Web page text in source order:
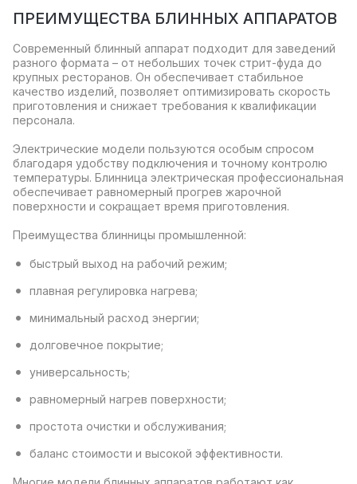
ПРЕИМУЩЕСТВА БЛИННЫХ АППАРАТОВ
Современный блинный аппарат подходит для заведений
разного формата – от небольших точек стрит-фуда до
крупных ресторанов. Он обеспечивает стабильное
качество изделий, позволяет оптимизировать скорость
приготовления и снижает требования к квалификации
персонала.
Электрические модели пользуются особым спросом
благодаря удобству подключения и точному контролю
температуры. Блинница электрическая профессиональная
обеспечивает равномерный прогрев жарочной
поверхности и сокращает время приготовления.
Преимущества блинницы промышленной:
быстрый выход на рабочий режим;
плавная регулировка нагрева;
минимальный расход энергии;
долговечное покрытие;
универсальность;
равномерный нагрев поверхности;
простота очистки и обслуживания;
баланс стоимости и высокой эффективности.